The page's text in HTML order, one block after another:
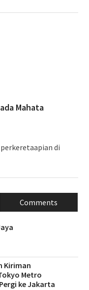
Mahata
di
Comments
Kiriman
Metro
ke Jakarta